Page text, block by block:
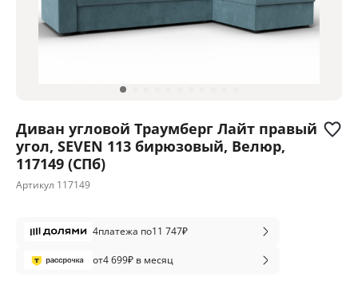
Диван угловой Траумберг Лайт правый
угол, SEVEN 113 бирюзовый, Велюр,
117149 (СПб)
Артикул 117149
4платежа по11 747₽
от4 699₽ в месяц